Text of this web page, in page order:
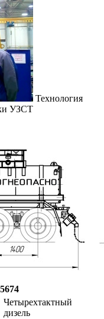
Технология
УЗСТ
Четырехтактный
дизель